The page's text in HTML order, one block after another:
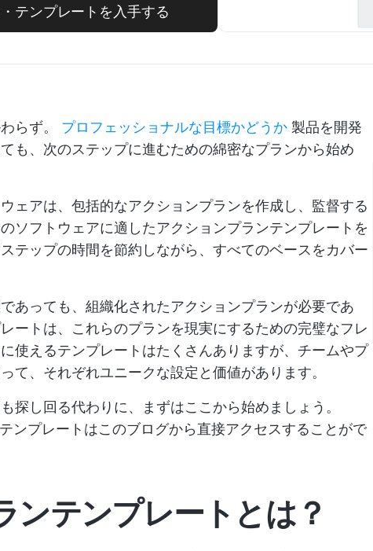
テンプレートを入手する
らず。 プロフェッショナルな目標かどうか 製品を開発
も、次のステップに進むための綿密なプランから始め
ェアは、包括的なアクションプランを作成し、監督する
ソフトウェアに適したアクションプランテンプレートを
テップの時間を節約しながら、すべてのベースをカバー
あっても、組織化されたアクションプランが必要であ
ートは、これらのプランを現実にするための完璧なフレ
使えるテンプレートはたくさんありますが、チームやプ
て、それぞれユニークな設定と価値があります。
探し回る代わりに、まずはここから始めましょう。
ンプレートはこのブログから直接アクセスすることがで
ンテンプレートとは？